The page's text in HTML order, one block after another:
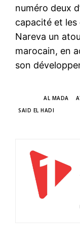
numéro deux
capacité et
Nareva un
marocain, en
son
AL MADA
SAID EL HADI